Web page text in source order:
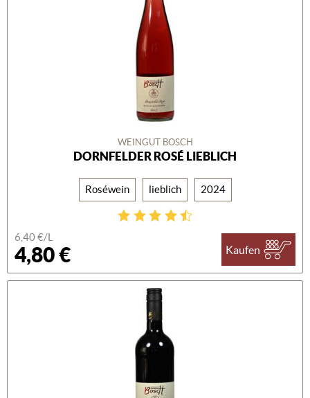
WEINGUT BOSCH
DORNFELDER ROSÉ LIEBLICH
Roséwein lieblich 2024
6,40 €/L
4,80 € Kaufen